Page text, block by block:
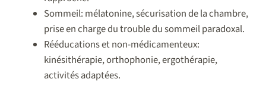
Sommeil: mélatonine, sécurisation de la chambre,
prise en charge du trouble du sommeil paradoxal.
Rééducations et non-médicamenteux:
kinésithérapie, orthophonie, ergothérapie,
activités adaptées.